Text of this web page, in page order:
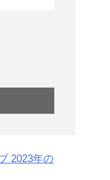
2023年の